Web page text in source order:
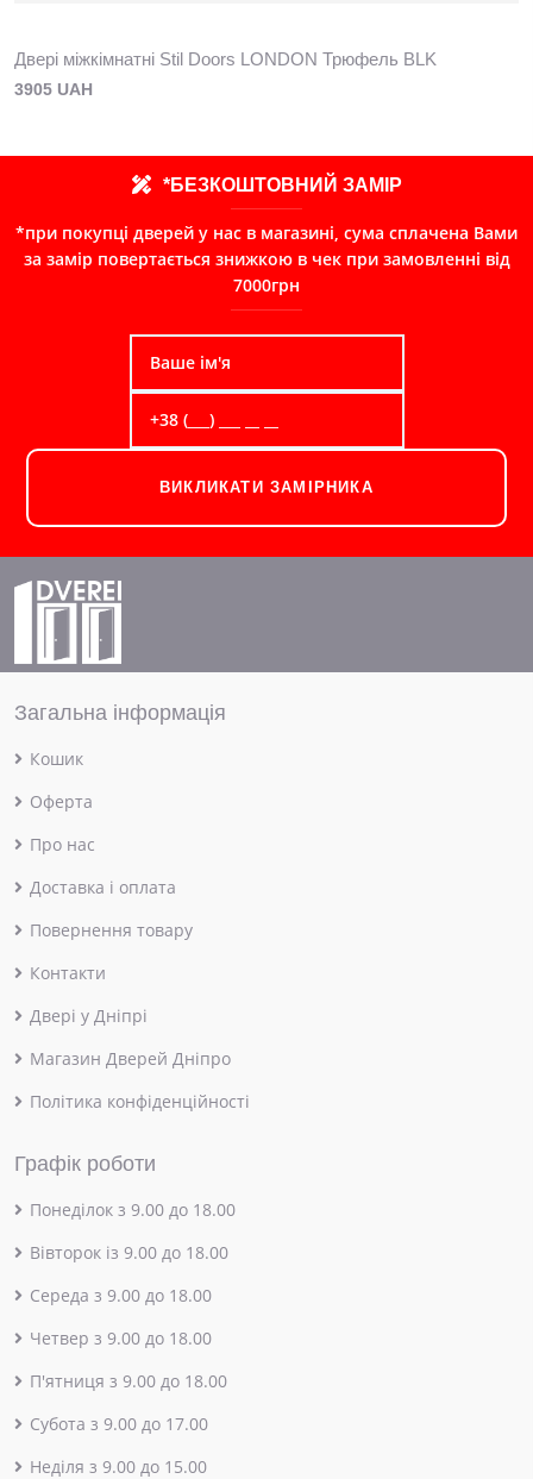
Двері міжкімнатні Stil Doors LONDON Трюфель BLK
3905 UAH
*БЕЗКОШТОВНИЙ ЗАМІР
*при покупці дверей у нас в магазині, сума сплачена Вами
за замір повертається знижкою в чек при замовленні від
7000грн
ВИКЛИКАТИ ЗАМІРНИКА
Загальна інформація
Кошик
Оферта
Про нас
Доставка і оплата
Повернення товару
Контакти
Двері у Дніпрі
Магазин Дверей Дніпро
Політика конфіденційності
Графік роботи
Понеділок з 9.00 до 18.00
Вівторок із 9.00 до 18.00
Середа з 9.00 до 18.00
Четвер з 9.00 до 18.00
П'ятниця з 9.00 до 18.00
Субота з 9.00 до 17.00
Неділя з 9.00 до 15.00